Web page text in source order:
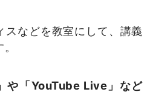
スなどを教室にして、講義
や「YouTube Live」など